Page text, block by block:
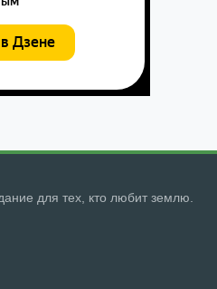
для тех, кто любит землю.